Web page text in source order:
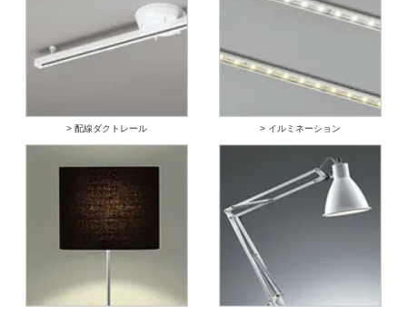
> 配線ダクトレール > イルミネーション